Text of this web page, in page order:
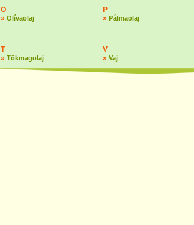
O
» Olívaolaj
P
» Pálmaolaj
T
» Tökmagolaj
V
» Vaj